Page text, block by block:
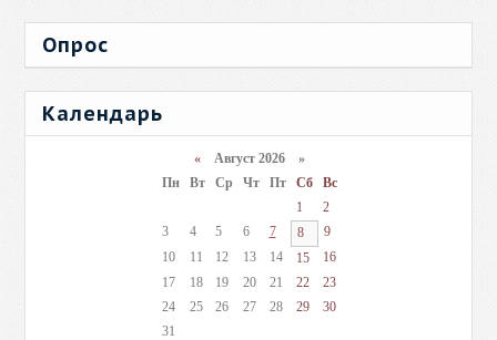
Опрос
Календарь
«Август 2026 »
Пн
Вт Ср Чт Пт Сб
Вс
1
2
3
4 5 6 7 8
9
10
11 12 13 14 15
16
17
18 19 20 21 22
23
24
25 26 27 28 29
30
31